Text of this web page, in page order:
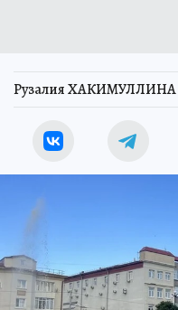
Рузалия ХАКИМУЛЛИНА